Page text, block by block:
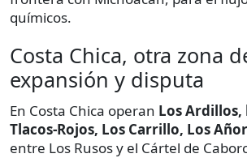
químicos.
Costa Chica, otra zona
expansión y disputa
En Costa Chica operan Los Ardillos,
Tlacos-Rojos, Los Carrillo, Los
entre Los Rusos y el Cártel de